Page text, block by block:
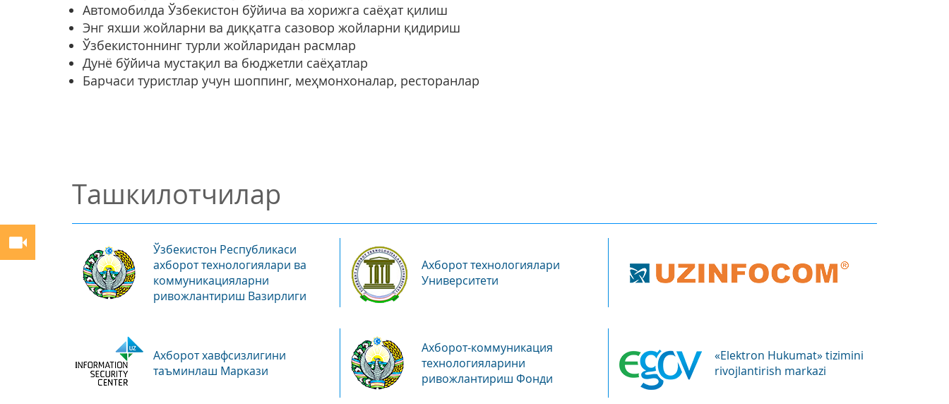
Автомобилда Ўзбекистон бўйича ва хорижга саёҳат қилиш
Энг яхши жойларни ва диққатга сазовор жойларни қидириш
Ўзбекистоннинг турли жойларидан расмлар
Дунё бўйича мустақил ва бюджетли саёҳатлар
Барчаси туристлар учун шоппинг, меҳмонхоналар, ресторанлар
Ташкилотчилар
Ўзбекистон Республикаси
ахборот технологиялари ва
коммуникацияларни
ривожлантириш Вазирлиги
Ахборот технологиялари
Университети
Ахборот хавфсизлигини
таъминлаш Маркази
Ахборот-коммуникация
технологияларини
ривожлантириш Фонди
«Elektron Hukumat» tizimini
rivojlantirish markazi